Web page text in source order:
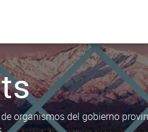
organismos del gobierno